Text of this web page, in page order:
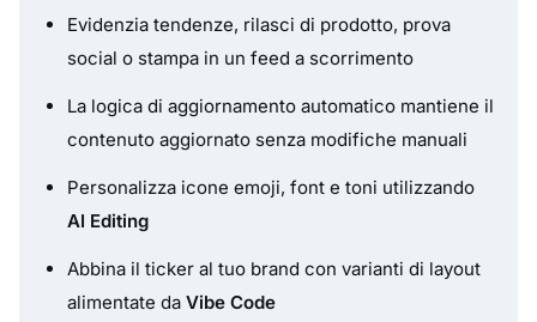
Evidenzia tendenze, rilasci di prodotto, prova
social o stampa in un feed a scorrimento
La logica di aggiornamento automatico mantiene il
contenuto aggiornato senza modifiche manuali
Personalizza icone emoji, font e toni utilizzando
AI Editing
Abbina il ticker al tuo brand con varianti di layout
alimentate da Vibe Code